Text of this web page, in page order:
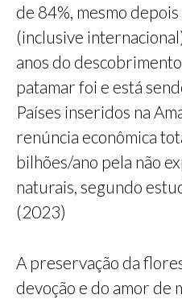
de 84%, mesmo
(inclusive
anos do
patamar foi e está
Países inseridos na
renúncia econômica
bilhões/ano pela não
naturais, segundo
(2023)
A preservação da
devoção e do amor de